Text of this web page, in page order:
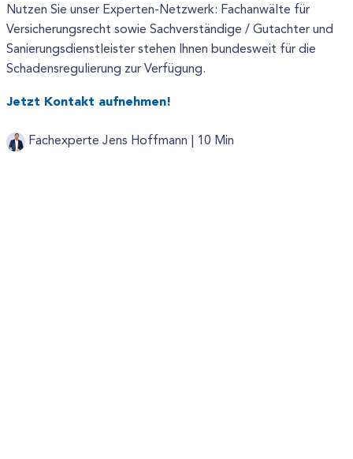
Nutzen Sie unser Experten-Netzwerk: Fachanwälte für
Versicherungsrecht sowie Sachverständige / Gutachter und
Sanierungsdienstleister stehen Ihnen bundesweit für die
Schadensregulierung zur Verfügung.
Jetzt Kontakt aufnehmen!
Fachexperte Jens Hoffmann | 10 Min